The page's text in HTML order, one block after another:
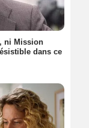
ni Mission
dans ce